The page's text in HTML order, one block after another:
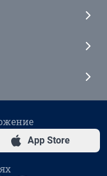
App Store